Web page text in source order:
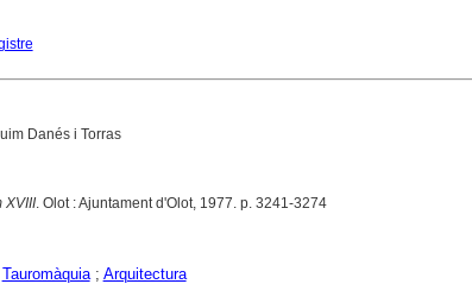
Danés i Torras
XVIII. Olot : Ajuntament d'Olot, 1977. p. 3241-3274
Tauromàquia; Arquitectura